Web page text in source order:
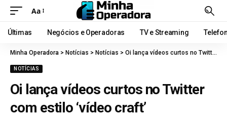
Aa
Últimas Negócios e Operadoras TV e Streaming
Minha Operadora > Notícias > Notícias > Oi lança vídeos curtos no Twitter com estilo ‘vídeo craft’
NOTÍCIAS
Oi lança vídeos curtos no Twitter
com estilo ‘vídeo craft’